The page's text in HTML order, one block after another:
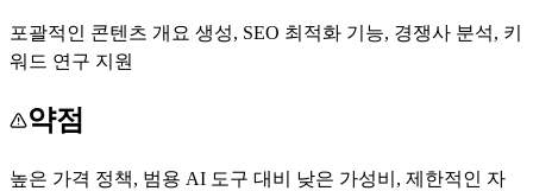
포괄적인 콘텐츠 개요 생성, SEO 최적화 기능, 경쟁사 분석, 키
워드 연구 지원
약점
높은 가격 정책, 범용 AI 도구 대비 낮은 가성비, 제한적인 자